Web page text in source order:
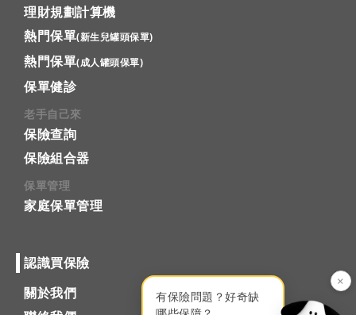
理財規劃計算機
熱門保單(新生兒罐頭保單)
熱門保單(成人罐頭保單)
保單健診
老手自己來
保險查詢
保險組合器
保單管理
家庭保單管理
認識買保險
關於我們
×
有保險問題？好奇缺